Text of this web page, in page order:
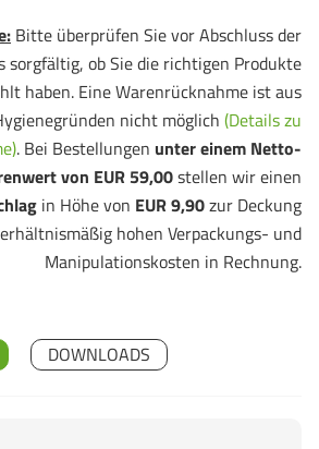
Bitte überprüfen Sie vor Abschluss der
sorgfältig, ob Sie die richtigen Produkte
haben. Eine Warenrücknahme ist aus
nicht möglich (Details zu
. Bei Bestellungen unter einem Netto-
von EUR 59,00stellen wir einen
in Höhe von EUR 9,90zur Deckung
hohen Verpackungs- und
Manipulationskosten in Rechnung.
DOWNLOADS